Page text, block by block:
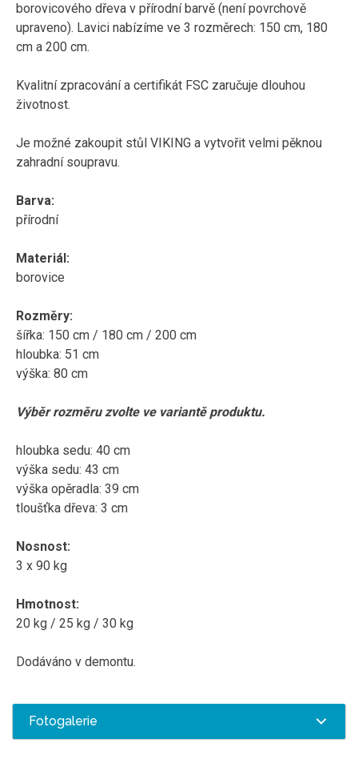
borovicového dřeva v přírodní barvě (není povrchově
upraveno). Lavici nabízíme ve 3 rozměrech: 150 cm, 180
cm a 200 cm.
Kvalitní zpracování a certifikát FSC zaručuje dlouhou
životnost.
Je možné zakoupit stůl VIKING a vytvořit velmi pěknou
zahradní soupravu.
Barva:
přírodní
Materiál:
borovice
Rozměry:
šířka: 150 cm / 180 cm / 200 cm
hloubka: 51 cm
výška: 80 cm
Výběr rozměru zvolte ve variantě produktu.
hloubka sedu: 40 cm
výška sedu: 43 cm
výška opěradla: 39 cm
tloušťka dřeva: 3 cm
Nosnost:
3 x 90 kg
Hmotnost:
20 kg / 25 kg / 30 kg
Dodáváno v demontu.
Fotogalerie